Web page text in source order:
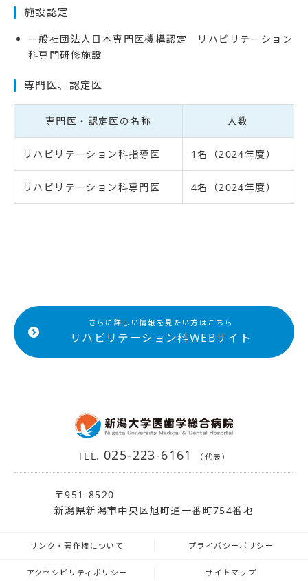
施設認定
一般社団法人日本専門医機構認定 リハビリテーション
科専門研修施設
専門医、認定医
専門医・認定医の名称 人数
リハビリテーション科指導医 1名（2024年度）
リハビリテーション科専門医 4名（2024年度）
さらに詳しい情報を見たい方はこちら
リハビリテーション科WEBサイト
TEL. 025-223-6161 （代表）
〒951-8520
新潟県新潟市中央区旭町通一番町754番地
リンク・著作権について プライバシーポリシー
アクセシビリティポリシー サイトマップ